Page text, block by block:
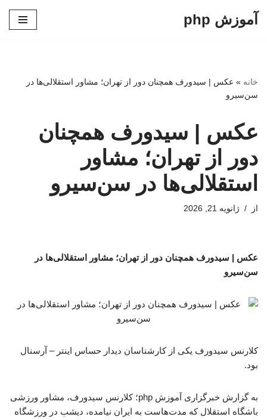
آموزش php
خانه » عکس | سیدورف همچنان دور از تهران؛ مشاور استقلالی‌ها در
سن‌سیرو
عکس | سیدورف همچنان
دور از تهران؛ مشاور
استقلالی‌ها در سن‌سیرو
از ژانویه 21, 2026
عکس | سیدورف همچنان دور از تهران؛ مشاور استقلالی‌ها در
سن‌سیرو
کلارنس سیدورف یکی از کارشناسان دیدار حساس اینتر – آرسنال
بود.
به گزارش خبرگزاری آموزش php؛ کلارنس سیدورف، مشاور ورزشی
باشگاه استقلال که مدت‌هاست به ایران نیامده، دیشب در ورزشگاه